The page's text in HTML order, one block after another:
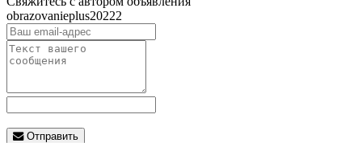
obrazovanieplus20222
Отправить